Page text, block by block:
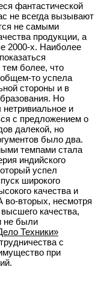
фантастической
не всегда вызывают
не самыми
продукции, а
2000-х. Наиболее
более, что
то успела
стороны и в
Но
и
с предложением о
далекой, но
было два.
темпами стала
индийского
успел
широкого
качества и
во-вторых, несмотря
качества,
не были
Техники»
с
при